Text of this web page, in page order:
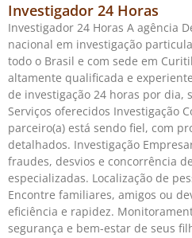
Investigador 24 Horas
Investigador 24 Horas A agência
nacional em investigação
todo o Brasil e com sede em
altamente qualificada e
de investigação 24 horas por dia,
Serviços oferecidos Investigação
parceiro(a) está sendo fiel, com
detalhados. Investigação
fraudes, desvios e concorrência
especializadas. Localização de
Encontre familiares, amigos ou
eficiência e rapidez.
segurança e bem-estar de seus